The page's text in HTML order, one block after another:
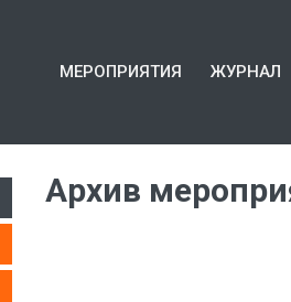
МЕРОПРИЯТИЯ ЖУРНАЛ
Архив